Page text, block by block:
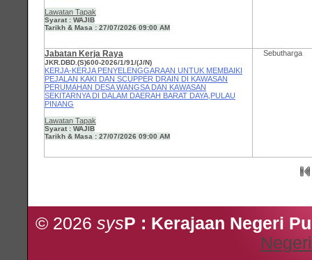
Lawatan Tapak
Syarat : WAJIB
Tarikh & Masa : 27/07/2026 09:00 AM
Jabatan Kerja Raya
JKR.DBD.(S)600-2026/1/91/(J/N)
KERJA-KERJA PENYELENGGARAAN UNTUK MEMBAIKI
PEJALAN KAKI DAN SCUPPER DRAIN DI KAWASAN
PERUMAHAN DESA WANGSA DAN KAWASAN
SEKITARNYA DI DALAM DAERAH BARAT DAYA,PULAU
PINANG
Lawatan Tapak
Syarat : WAJIB
Tarikh & Masa : 27/07/2026 09:00 AM
Sebutharga
© 2026 sysP : Kerajaan Negeri